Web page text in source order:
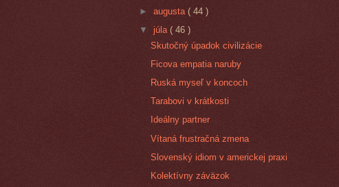
►augusta( 44 )
▼ júla( 46 )
Skutočný úpadok civilizácie
Ficova empatia naruby
Ruská myseľ v koncoch
Tarabovi v krátkosti
Ideálny partner
Vítaná frustračná zmena
Slovenský idiom v americkej praxi
Kolektívny záväzok